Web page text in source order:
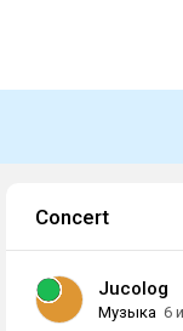
Concert
Jucolog
Музыка 6